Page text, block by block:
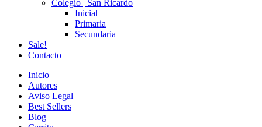
Colegio | San Ricardo
Inicial
Primaria
Secundaria
Sale!
Contacto
Inicio
Autores
Aviso Legal
Best Sellers
Blog